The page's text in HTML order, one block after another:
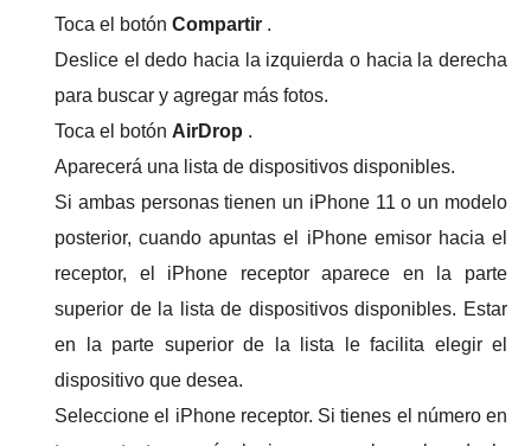
Toca el botón Compartir .
Deslice el dedo hacia la izquierda o hacia la derecha
para buscar y agregar más fotos.
Toca el botón AirDrop .
Aparecerá una lista de dispositivos disponibles.
Si ambas personas tienen un iPhone 11 o un modelo
posterior, cuando apuntas el iPhone emisor hacia el
receptor, el iPhone receptor aparece en la parte
superior de la lista de dispositivos disponibles. Estar
en la parte superior de la lista le facilita elegir el
dispositivo que desea.
Seleccione el iPhone receptor. Si tienes el número en